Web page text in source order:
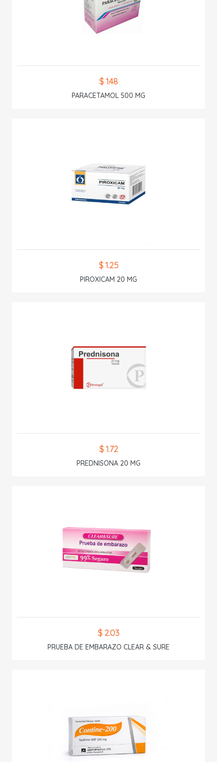
$ 1.48
PARACETAMOL 500 MG
$ 1.25
PIROXICAM 20 MG
$ 1.72
PREDNISONA 20 MG
$ 2.03
PRUEBA DE EMBARAZO CLEAR & SURE